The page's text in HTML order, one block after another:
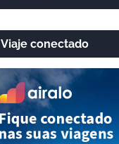
Viaje conectado